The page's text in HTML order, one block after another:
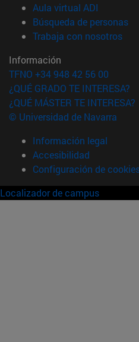
Aula virtual ADI
Búsqueda de personas
Trabaja con nosotros
Información
TFNO +34 948 42 56 00
¿QUÉ GRADO TE INTERESA?
¿QUÉ MÁSTER TE INTERESA?
© Universidad de Navarra
Información legal
Accesibilidad
Configuración de
Localizador de campus